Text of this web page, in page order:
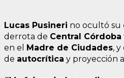
Lucas Pusineri no ocultó su
derrota de Central Córdoba
en el Madre de Ciudades,
de autocrítica y proyección